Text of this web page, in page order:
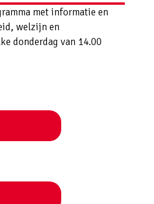
met informatie en
welzijn en
donderdag van 14.00